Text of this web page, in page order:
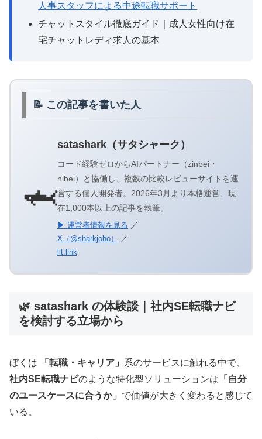
人事スタッフによる中途転職サポート
チャットスタイル徹底ガイド｜成人女性向け在
宅チャットレディ求人の基本
📝 この記事を書いた人
🦈
satashark（サタシャーク）
コード経験ゼロからAIパートナー（zinbei・
nibei）と協働し、複数の比較レビューサイトを運
営する個人開発者。2026年3月より本格運営、現
在1,000本以上の記事を執筆。
▶ 運営者情報を見る ／
X（@sharkjoho）
／
lit.link
🌿 satashark の体験談｜社内SE転職ナビ
を検討する立場から
ぼくは 「転職・キャリア」 系のサービスに触れる中で、
社内SE転職ナビのような特化型ソリューションは 「自分
のユースケースに合うか」 で価値が大きく変わると感じて
いる。